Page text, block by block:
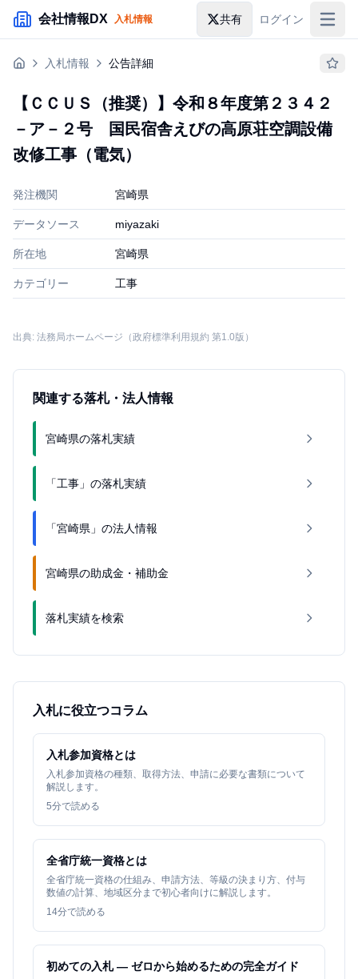
メインコンテンツにスキップ
会社情報DX 入札情報 共有 ログイン
入札情報
企業検索
入札情報 公告詳細
【ＣＣＵＳ（推奨）】令和８年度第２３４２
－ア－２号 国民宿舎えびの高原荘空調設備
改修工事（電気）
発注機関 宮崎県
データソース miyazaki
所在地 宮崎県
カテゴリー 工事
出典: 法務局ホームページ（政府標準利用規約 第1.0版）
関連する落札・法人情報
宮崎県の落札実績
「工事」の落札実績
「宮崎県」の法人情報
宮崎県の助成金・補助金
落札実績を検索
入札に役立つコラム
入札参加資格とは
入札参加資格の種類、取得方法、申請に必要な書類について
解説します。
5分で読める
全省庁統一資格とは
全省庁統一資格の仕組み、申請方法、等級の決まり方、付与
数値の計算、地域区分まで初心者向けに解説します。
14分で読める
初めての入札 — ゼロから始めるための完全ガイド